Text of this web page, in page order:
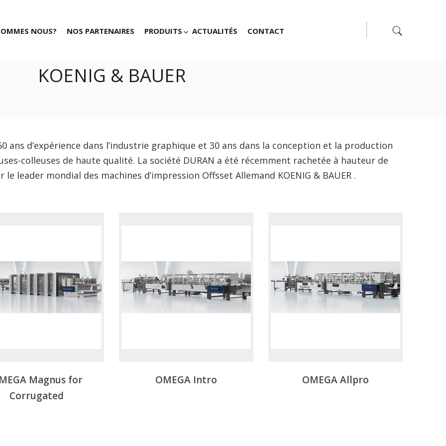
NOUS? NOS PARTENAIRES PRODUITS ACTUALITÉS CONTACT
KOENIG & BAUER
ans d’expérience dans l’industrie graphique et 30 ans dans la conception et la production
colleuses de haute qualité. La société DURAN a été récemment rachetée à hauteur de
le leader mondial des machines d’impression Offsset Allemand KOENIG & BAUER .
Magnus for
Corrugated
OMEGA Intro OMEGA Allpro